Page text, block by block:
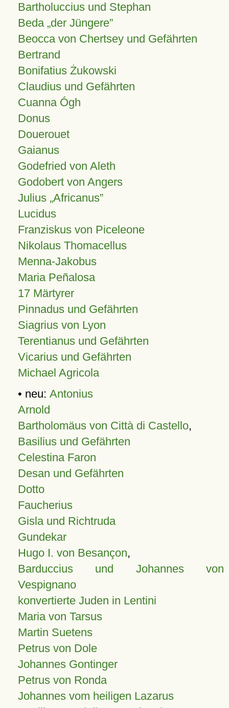
Bartholuccius und Stephan
Beda „der Jüngere”
Beocca von Chertsey und Gefährten
Bertrand
Bonifatius Żukowski
Claudius und Gefährten
Cuanna Ógh
Donus
Douerouet
Gaianus
Godefried von Aleth
Godobert von Angers
Julius Africanus
Lucidus
Franziskus von Piceleone
Nikolaus Thomacellus
Menna-Jakobus
Maria Peñalosa
17 Märtyrer
Pinnadus und Gefährten
Siagrius von Lyon
Terentianus und Gefährten
Vicarius und Gefährten
Michael Agricola
• neu: Antonius
Arnold
Bartholomäus von Città di Castello,
Basilius und Gefährten
Celestina Faron
Desan und Gefährten
Dotto
Faucherius
Gisla und Richtruda
Gundekar
Hugo I. von Besançon,
Barduccius und Johannes von
Vespignano
konvertierte Juden in Lentini
Maria von Tarsus
Martin Suetens
Petrus von Dole
Johannes Gontinger
Petrus von Ronda
Johannes vom heiligen Lazarus